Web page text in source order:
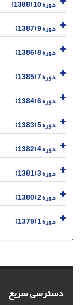
دوره 10 (1388)
دوره 9 (1387)
دوره 8 (1386)
دوره 7 (1385)
دوره 6 (1384)
دوره 5 (1383)
دوره 4 (1382)
دوره 3 (1381)
دوره 2 (1380)
دوره 1 (1379)
دسترسی سریع